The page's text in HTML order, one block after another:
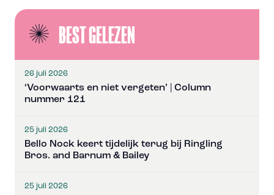
BEST GELEZEN
26 juli 2026
‘Voorwaarts en niet vergeten’ | Column
nummer 121
25 juli 2026
Bello Nock keert tijdelijk terug bij Ringling
Bros. and Barnum & Bailey
25 juli 2026